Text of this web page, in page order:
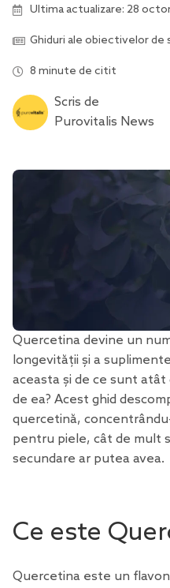
Ultima actualizare: 28
Ghiduri ale obiectivelor de
8 minute de citit
Scris de
Purovitalis News
Quercetina devine un
longevității și a
aceasta și de ce sunt
de ea? Acest ghid
quercetină,
pentru piele, cât de mult
secundare ar putea avea.
Ce este
Quercetina este un